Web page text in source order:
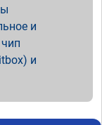
и
и